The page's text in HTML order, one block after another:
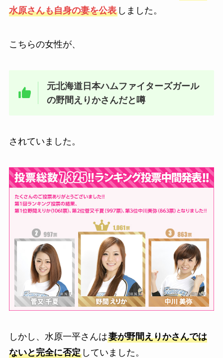
水原さんも自身の妻を公表しました。
こちらの女性が、
元北海道日本ハムファイターズガール
の野間えりかさんだと噂
されていました。
しかし、水原一平さんは妻が野間えりかさんでは
ないと完全に否定していました。